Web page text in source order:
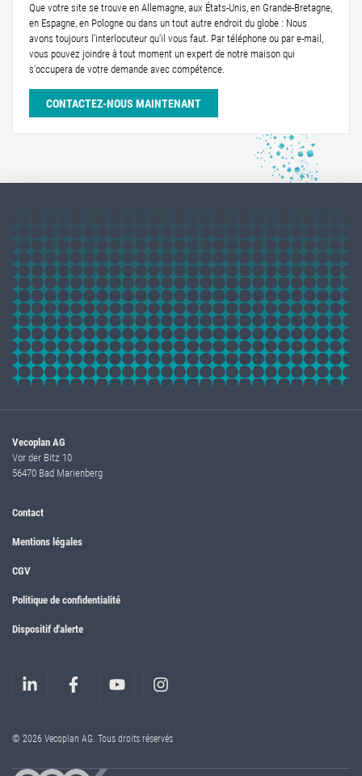
Que votre site se trouve en Allemagne, aux États-Unis, en Grande-Bretagne,
en Espagne, en Pologne ou dans un tout autre endroit du globe : Nous
avons toujours l'interlocuteur qu'il vous faut. Par téléphone ou par e-mail,
vous pouvez joindre à tout moment un expert de notre maison qui
s'occupera de votre demande avec compétence.
CONTACTEZ-NOUS MAINTENANT
Vecoplan AG
Vor der Bitz 10
56470 Bad Marienberg
Contact
Mentions légales
CGV
Politique de confidentialité
Dispositif d'alerte
© 2026 Vecoplan AG. Tous droits réservés